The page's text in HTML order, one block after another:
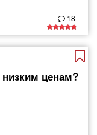
18
ценам?